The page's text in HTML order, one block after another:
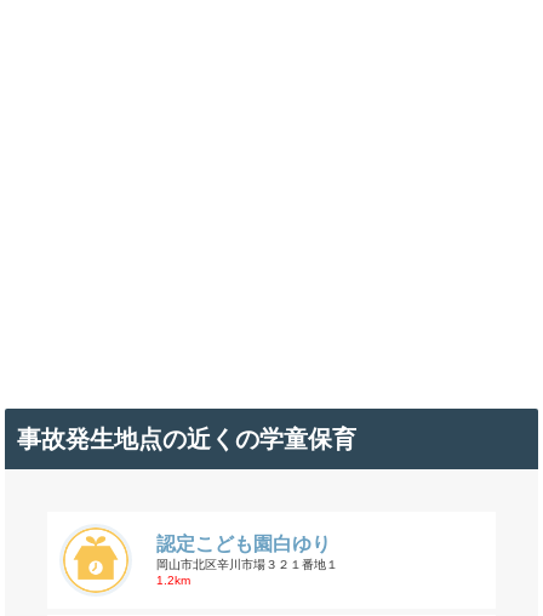
事故発生地点の近くの学童保育
認定こども園白ゆり
岡山市北区辛川市場３２１番地１
1.2km